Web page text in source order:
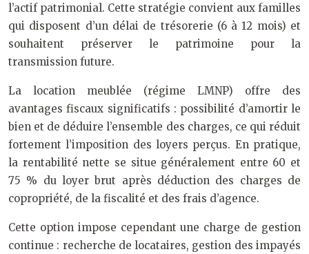
l’actif patrimonial. Cette stratégie convient aux familles
qui disposent d’un délai de trésorerie (6 à 12 mois) et
souhaitent préserver le patrimoine pour la
transmission future.
La location meublée (régime LMNP) offre des
avantages fiscaux significatifs : possibilité d’amortir le
bien et de déduire l’ensemble des charges, ce qui réduit
fortement l’imposition des loyers perçus. En pratique,
la rentabilité nette se situe généralement entre 60 et
75 % du loyer brut après déduction des charges de
copropriété, de la fiscalité et des frais d’agence.
Cette option impose cependant une charge de gestion
continue : recherche de locataires, gestion des impayés